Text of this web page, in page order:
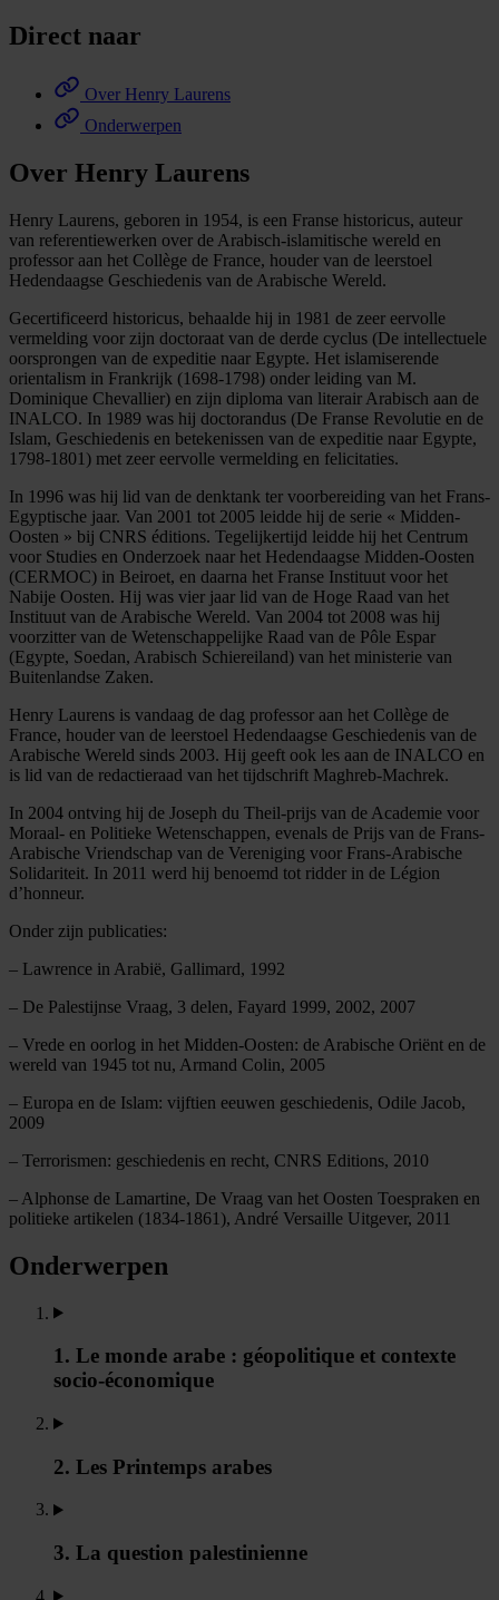
Direct naar
Over Henry Laurens
Onderwerpen
Over Henry Laurens
Henry Laurens, geboren in 1954, is een Franse historicus, auteur
van referentiewerken over de Arabisch-islamitische wereld en
professor aan het Collège de France, houder van de leerstoel
Hedendaagse Geschiedenis van de Arabische Wereld.
Gecertificeerd historicus, behaalde hij in 1981 de zeer eervolle
vermelding voor zijn doctoraat van de derde cyclus (De intellectuele
oorsprongen van de expeditie naar Egypte. Het islamiserende
orientalism in Frankrijk (1698-1798) onder leiding van M.
Dominique Chevallier) en zijn diploma van literair Arabisch aan de
INALCO. In 1989 was hij doctorandus (De Franse Revolutie en de
Islam, Geschiedenis en betekenissen van de expeditie naar Egypte,
1798-1801) met zeer eervolle vermelding en felicitaties.
In 1996 was hij lid van de denktank ter voorbereiding van het Frans-
Egyptische jaar. Van 2001 tot 2005 leidde hij de serie « Midden-
Oosten » bij CNRS éditions. Tegelijkertijd leidde hij het Centrum
voor Studies en Onderzoek naar het Hedendaagse Midden-Oosten
(CERMOC) in Beiroet, en daarna het Franse Instituut voor het
Nabije Oosten. Hij was vier jaar lid van de Hoge Raad van het
Instituut van de Arabische Wereld. Van 2004 tot 2008 was hij
voorzitter van de Wetenschappelijke Raad van de Pôle Espar
(Egypte, Soedan, Arabisch Schiereiland) van het ministerie van
Buitenlandse Zaken.
Henry Laurens is vandaag de dag professor aan het Collège de
France, houder van de leerstoel Hedendaagse Geschiedenis van de
Arabische Wereld sinds 2003. Hij geeft ook les aan de INALCO en
is lid van de redactieraad van het tijdschrift Maghreb-Machrek.
In 2004 ontving hij de Joseph du Theil-prijs van de Academie voor
Moraal- en Politieke Wetenschappen, evenals de Prijs van de Frans-
Arabische Vriendschap van de Vereniging voor Frans-Arabische
Solidariteit. In 2011 werd hij benoemd tot ridder in de Légion
d’honneur.
Onder zijn publicaties:
– Lawrence in Arabië, Gallimard, 1992
– De Palestijnse Vraag, 3 delen, Fayard 1999, 2002, 2007
– Vrede en oorlog in het Midden-Oosten: de Arabische Oriënt en de
wereld van 1945 tot nu, Armand Colin, 2005
– Europa en de Islam: vijftien eeuwen geschiedenis, Odile Jacob,
2009
– Terrorismen: geschiedenis en recht, CNRS Editions, 2010
– Alphonse de Lamartine, De Vraag van het Oosten Toespraken en
politieke artikelen (1834-1861), André Versaille Uitgever, 2011
Onderwerpen
1. Le monde arabe : géopolitique et contexte
socio-économique
2. Les Printemps arabes
3. La question palestinienne